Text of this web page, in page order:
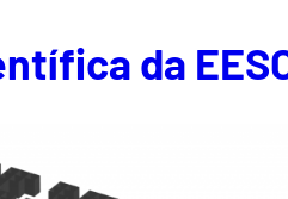
da